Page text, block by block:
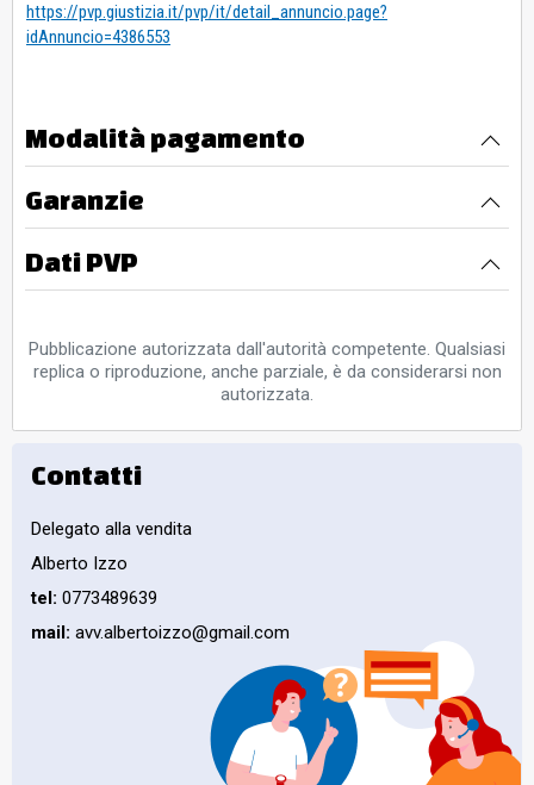
https://pvp.giustizia.it/pvp/it/detail_annuncio.page?
idAnnuncio=4386553
Modalità pagamento
Garanzie
Dati PVP
Pubblicazione autorizzata dall'autorità competente. Qualsiasi
replica o riproduzione, anche parziale, è da considerarsi non
autorizzata.
Contatti
Delegato alla vendita
Alberto Izzo
tel: 0773489639
mail: avv.albertoizzo@gmail.com